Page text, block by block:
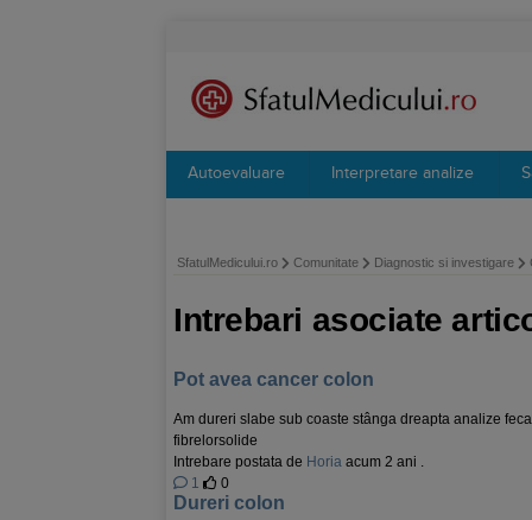
Autoevaluare Interpretare analize
SfatulMedicului.ro Comunitate Diagnostic si investigare
Intrebari asociate
Pot avea cancer colon
Am dureri slabe sub coaste stânga dreapta analize
fibrelorsolide
Intrebare postata de Horia acum 2 ani .
1
0
Dureri colon